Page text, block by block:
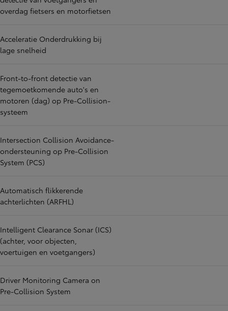
overdag fietsers en motorfietsen
Acceleratie Onderdrukking bij
lage snelheid
Front-to-front detectie van
tegemoetkomende auto's en
motoren (dag) op Pre-Collision-
systeem
Intersection Collision Avoidance-
ondersteuning op Pre-Collision
System (PCS)
Automatisch flikkerende
achterlichten (ARFHL)
Intelligent Clearance Sonar (ICS)
(achter, voor objecten,
voertuigen en voetgangers)
Driver Monitoring Camera on
Pre-Collision System